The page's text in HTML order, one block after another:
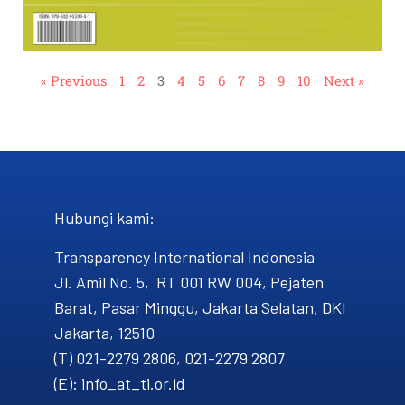
« Previous 1 2 3 4 5 6 7 8 9 10 Next »
Hubungi kami​:
Transparency International Indonesia
Jl. Amil No. 5, RT 001 RW 004, Pejaten
Barat, Pasar Minggu, Jakarta Selatan, DKI
Jakarta, 12510
(T) 021-2279 2806, 021-2279 2807
(E): info_at_ti.or.id